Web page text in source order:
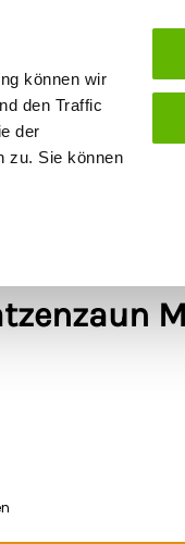
können wir
den Traffic
der
zu. Sie können
Stall Spielwaren